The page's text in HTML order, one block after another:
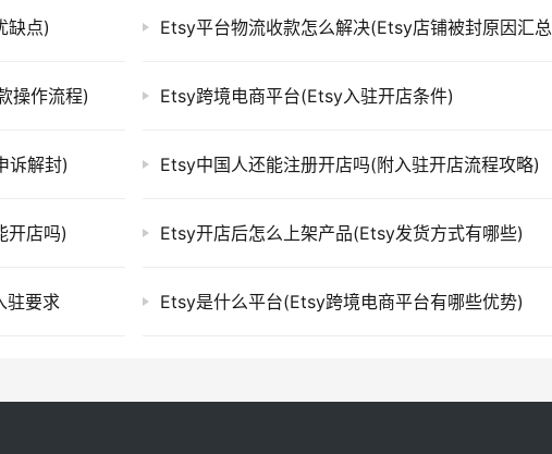
缺点) Etsy平台物流收款怎么解决(Etsy店铺被封原因汇
操作流程) Etsy跨境电商平台(Etsy入驻开店条件)
诉解封) Etsy中国人还能注册开店吗(附入驻开店流程攻略)
开店吗) Etsy开店后怎么上架产品(Etsy发货方式有哪些)
驻要求 Etsy是什么平台(Etsy跨境电商平台有哪些优势)